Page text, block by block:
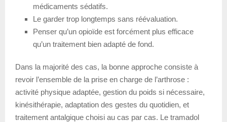
médicaments sédatifs.
Le garder trop longtemps sans réévaluation.
Penser qu’un opioïde est forcément plus efficace
qu’un traitement bien adapté de fond.
Dans la majorité des cas, la bonne approche consiste à
revoir l’ensemble de la prise en charge de l’arthrose :
activité physique adaptée, gestion du poids si nécessaire,
kinésithérapie, adaptation des gestes du quotidien, et
traitement antalgique choisi au cas par cas. Le tramadol